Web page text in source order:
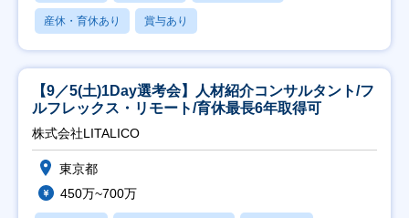
産休・育休あり 賞与あり
【9／5(土)1Day選考会】人材紹介コンサルタント/フ
ルフレックス・リモート/育休最長6年取得可
株式会社LITALICO
東京都
450万~700万